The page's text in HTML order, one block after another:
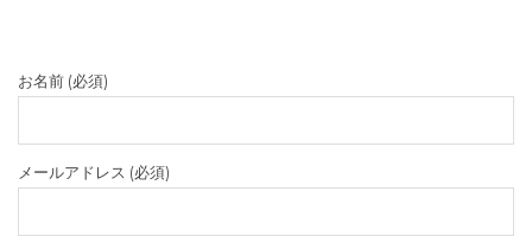
お名前 (必須)
メールアドレス (必須)